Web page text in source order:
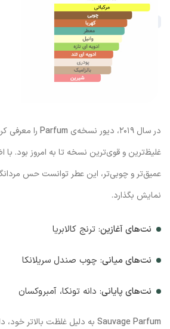
در سال ۲۰۱۹، دیور نسخه‌ی Parfum را معرفی
غلیظ‌ترین و قوی‌ترین نسخه تا به امروز بود.
عمیق‌تر و چوبی‌تر، این عطر توانست حس
نمایش بگذارد.
نت‌های آغازین: ترنج کالابریا
نت‌های میانی: چوب صندل سریلانکا
نت‌های پایانی: دانه تونکا، آمبروکسان
Sauvage Parfum به دلیل غلظت بالاتر خود،